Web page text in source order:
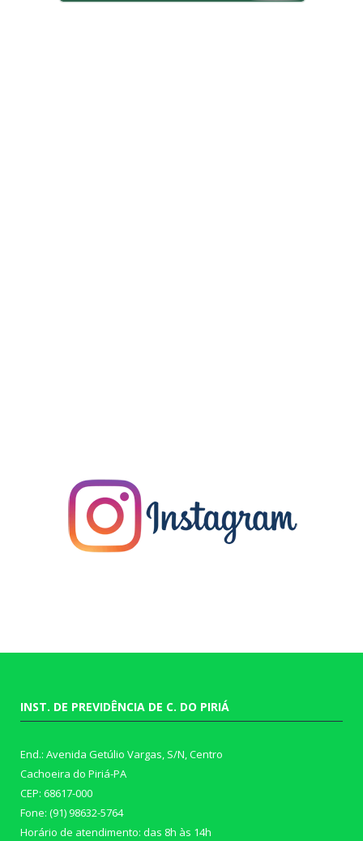
INST. DE PREVIDÊNCIA DE C. DO PIRIÁ
End.: Avenida Getúlio Vargas, S/N, Centro
Cachoeira do Piriá-PA
CEP: 68617-000
Fone: (91) 98632-5764
Horário de atendimento: das 8h às 14h